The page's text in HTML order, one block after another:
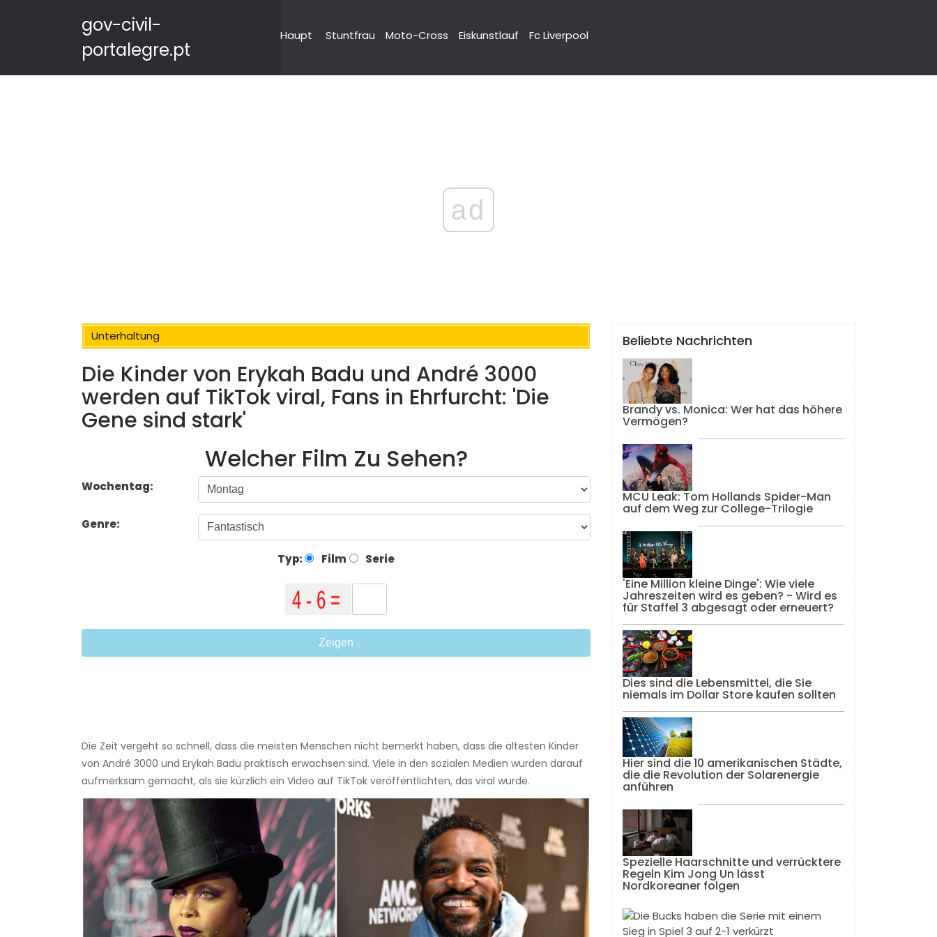
gov-civil-
portalegre.pt
Haupt Stuntfrau Moto-Cross Eiskunstlauf Fc Liverpool
ad
Unterhaltung
Die Kinder von Erykah Badu und André 3000
werden auf TikTok viral, Fans in Ehrfurcht: 'Die
Gene sind stark'
Welcher Film Zu Sehen?
Wochentag:
Genre:
Typ: Film Serie
Zeigen
Die Zeit vergeht so schnell, dass die meisten Menschen nicht bemerkt haben, dass die ältesten Kinder
von André 3000 und Erykah Badu praktisch erwachsen sind. Viele in den sozialen Medien wurden darauf
aufmerksam gemacht, als sie kürzlich ein Video auf TikTok veröffentlichten, das viral wurde.
Beliebte Nachrichten
Brandy vs. Monica: Wer hat das höhere
Vermögen?
MCU Leak: Tom Hollands Spider-Man
auf dem Weg zur College-Trilogie
'Eine Million kleine Dinge': Wie viele
Jahreszeiten wird es geben? - Wird es
für Staffel 3 abgesagt oder erneuert?
Dies sind die Lebensmittel, die Sie
niemals im Dollar Store kaufen sollten
Hier sind die 10 amerikanischen Städte,
die die Revolution der Solarenergie
anführen
Spezielle Haarschnitte und verrücktere
Regeln Kim Jong Un lässt
Nordkoreaner folgen